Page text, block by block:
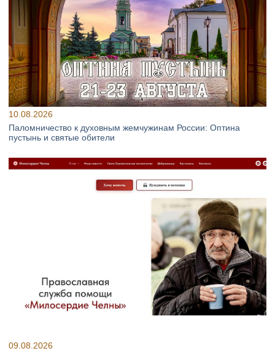
10.08.2026
Паломничество к духовным жемчужинам России: Оптина
пустынь и святые обители
09.08.2026